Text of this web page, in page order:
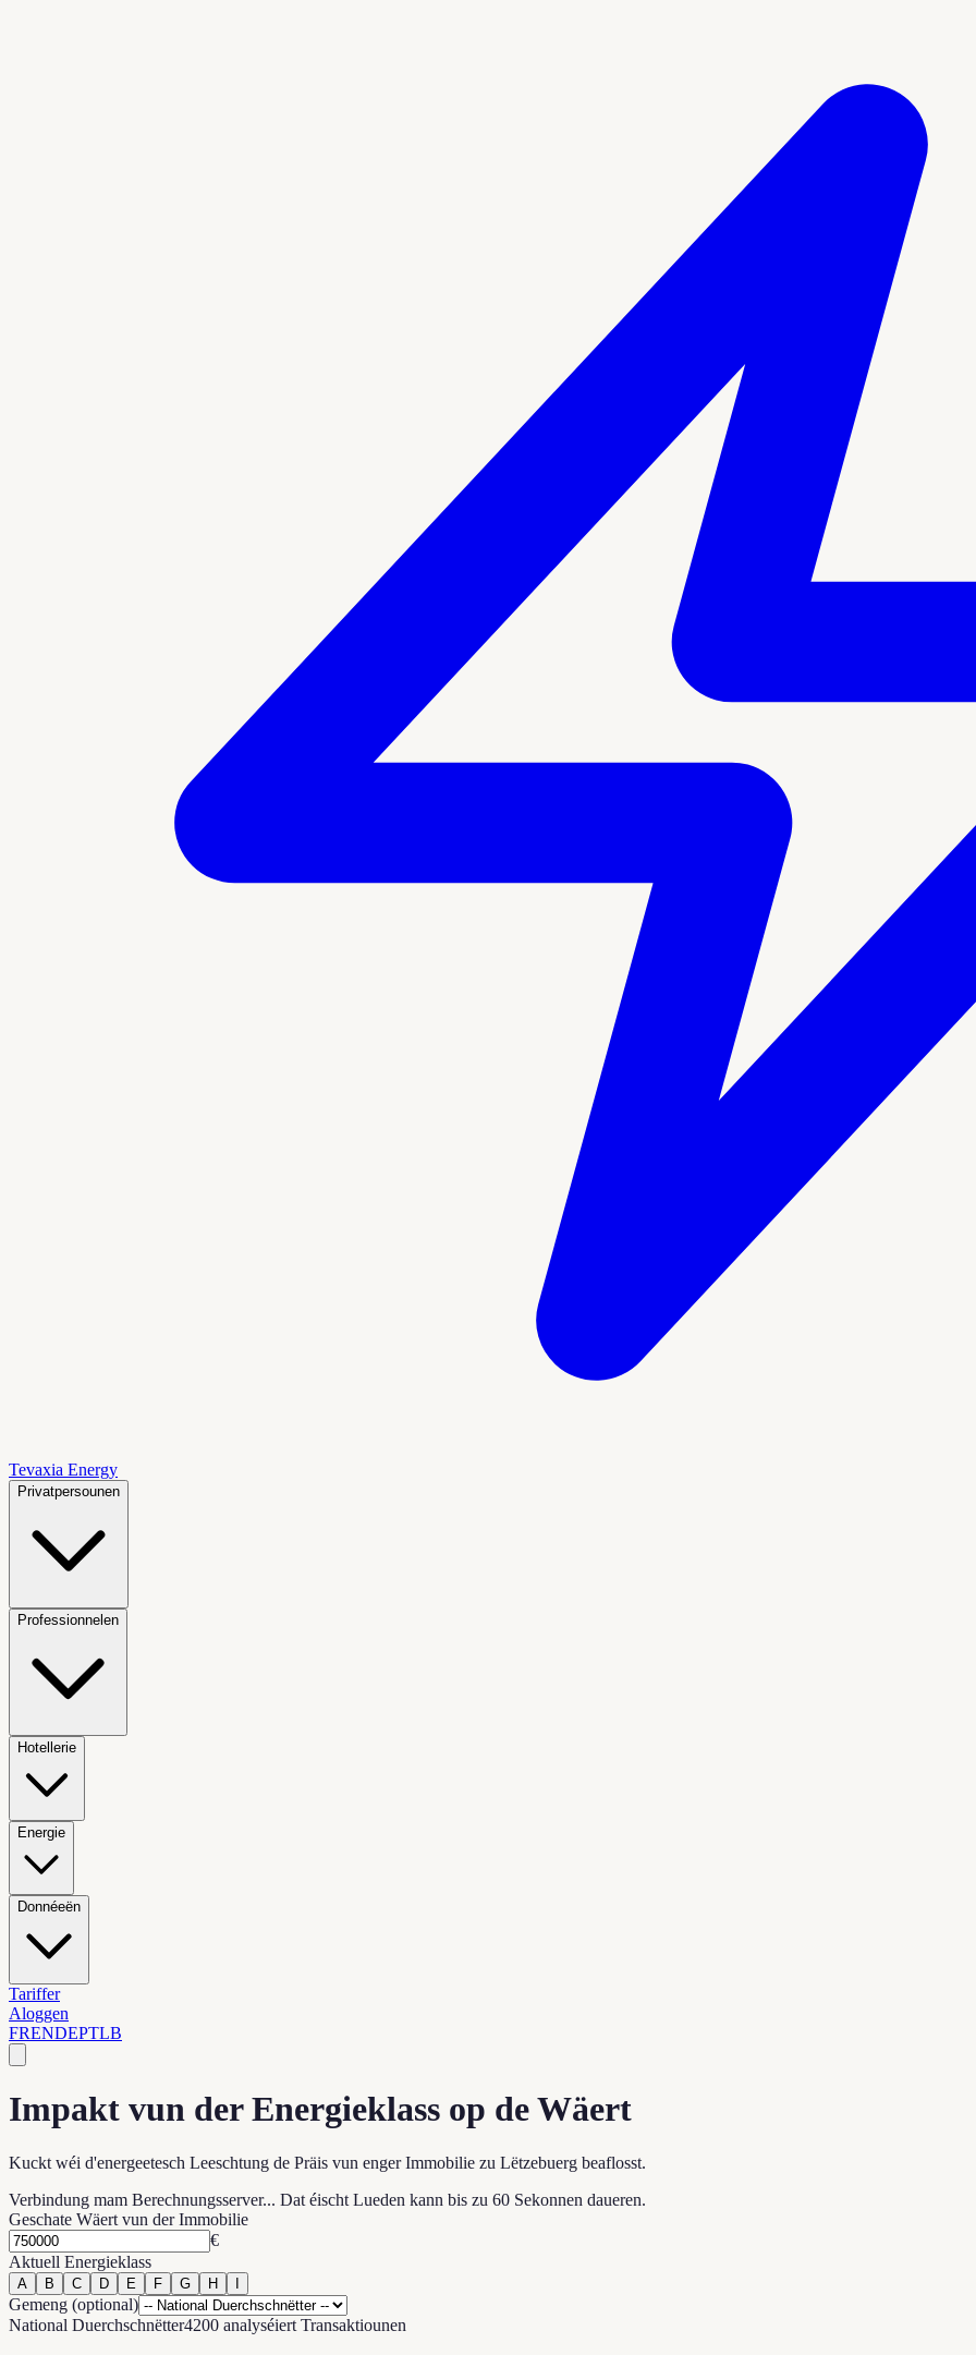
Tevaxia Energy
Privatpersounen
Professionnelen
Hotellerie
Energie
Donnéeën
Tariffer
Aloggen
FRENDEPTLB
Impakt vun der Energieklass op de Wäert
Kuckt wéi d'energeetesch Leeschtung de Präis vun enger Immobilie zu Lëtzebuerg beaflosst.
Verbindung mam Berechnungsserver... Dat éischt Lueden kann bis zu 60 Sekonnen daueren.
Geschate Wäert vun der Immobilie
€
Aktuell Energieklass
A B C D E F G H
Gemeng (optional)
National Duerchschnëtter4200 analyséiert Transaktiounen